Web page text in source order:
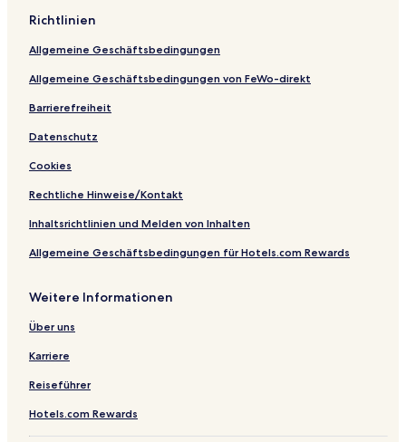
Richtlinien
Allgemeine Geschäftsbedingungen
Allgemeine Geschäftsbedingungen von FeWo-direkt
Barrierefreiheit
Datenschutz
Cookies
Rechtliche Hinweise/Kontakt
Inhaltsrichtlinien und Melden von Inhalten
Allgemeine Geschäftsbedingungen für Hotels.com Rewards
Weitere Informationen
Über uns
Karriere
Reiseführer
Hotels.com Rewards